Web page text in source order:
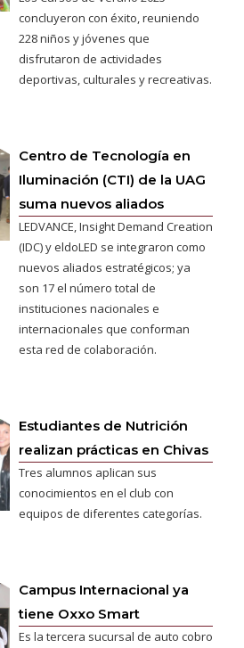
concluyeron con éxito, reuniendo
228 niños y jóvenes que
disfrutaron de actividades
deportivas, culturales y recreativas.
Centro de Tecnología en
Iluminación (CTI) de la UAG
suma nuevos aliados
LEDVANCE, Insight Demand Creation
(IDC) y eldoLED se integraron como
nuevos aliados estratégicos; ya
son 17 el número total de
instituciones nacionales e
internacionales que conforman
esta red de colaboración.
Estudiantes de Nutrición
realizan prácticas en Chivas
Tres alumnos aplican sus
conocimientos en el club con
equipos de diferentes categorías.
Campus Internacional ya
tiene Oxxo Smart
Es la tercera sucursal de auto cobro